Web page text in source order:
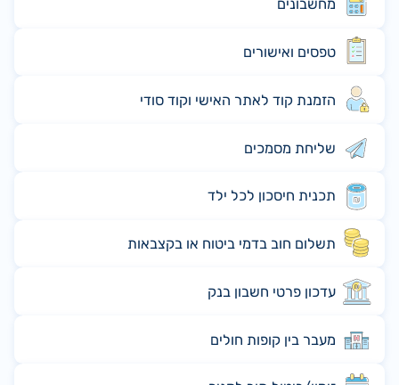
מחשבונים
טפסים ואישורים
הזמנת קוד לאתר האישי וקוד סודי
שליחת מסמכים
תכנית חיסכון לכל ילד
תשלום חוב בדמי ביטוח או בקצבאות
עדכון פרטי חשבון בנק
מעבר בין קופות חולים